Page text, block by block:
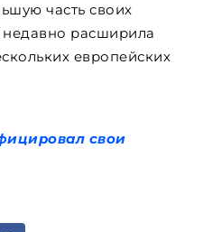
часть своих
расширила
европейских
свои